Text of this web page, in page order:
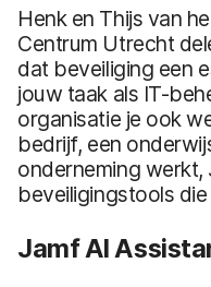
Henk en Thijs van
Centrum Utrecht
dat beveiliging een
jouw taak als IT-
organisatie je ook
bedrijf, een
onderneming
beveiligingstools
Jamf AI